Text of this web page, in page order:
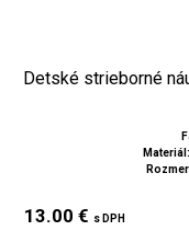
Detské strieborné
13.00 € s DPH